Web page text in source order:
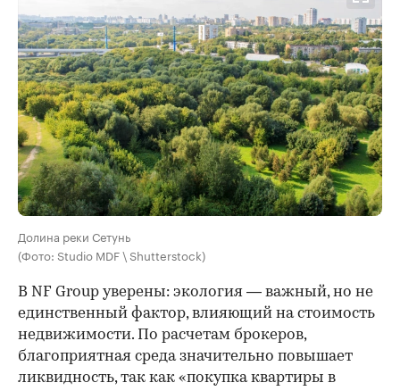
Долина реки Сетунь
(Фото: Studio MDF \ Shutterstock)
В NF Group уверены: экология — важный, но не
единственный фактор, влияющий на стоимость
недвижимости. По расчетам брокеров,
благоприятная среда значительно повышает
ликвидность, так как «покупка квартиры в